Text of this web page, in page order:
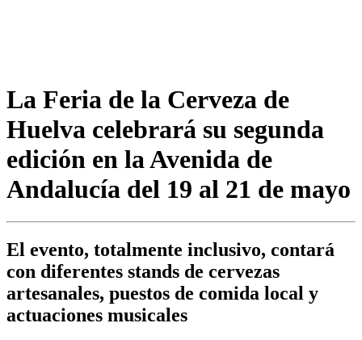
La Feria de la Cerveza de
Huelva celebrará su segunda
edición en la Avenida de
Andalucía del 19 al 21 de mayo
El evento, totalmente inclusivo, contará
con diferentes stands de cervezas
artesanales, puestos de comida local y
actuaciones musicales